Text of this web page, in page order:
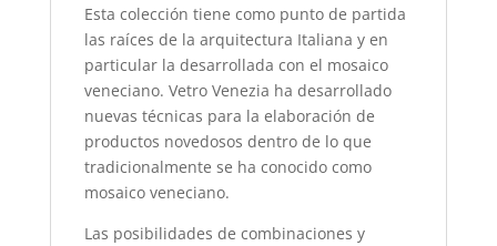
Esta colección tiene como punto de partida
las raíces de la arquitectura Italiana y en
particular la desarrollada con el mosaico
veneciano. Vetro Venezia ha desarrollado
nuevas técnicas para la elaboración de
productos novedosos dentro de lo que
tradicionalmente se ha conocido como
mosaico veneciano.
Las posibilidades de combinaciones y